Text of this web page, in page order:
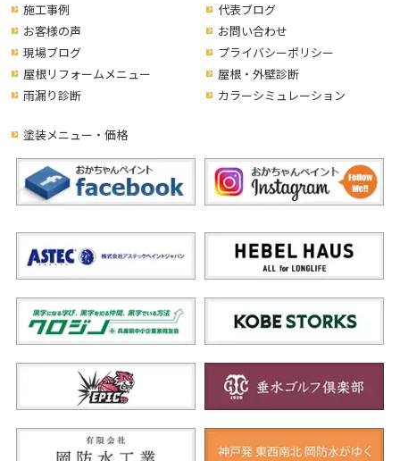
施工事例
お客様の声
現場ブログ
代表ブログ
お問い合わせ
プライバシーポリシー
屋根リフォームメニュー
雨漏り診断
屋根・外壁診断
カラーシミュレーション
塗装メニュー・価格